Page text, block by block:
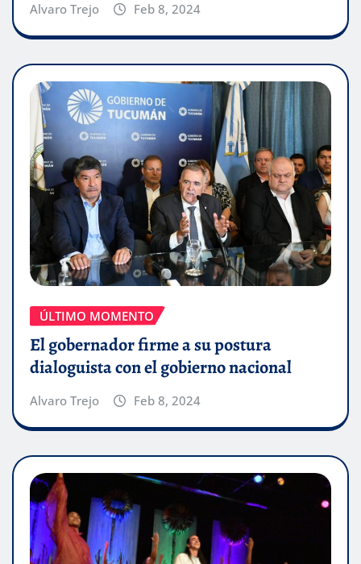
Alvaro Trejo Feb 8, 2024
ÚLTIMO MOMENTO
El gobernador firme a su postura
dialoguista con el gobierno nacional
Alvaro Trejo Feb 8, 2024